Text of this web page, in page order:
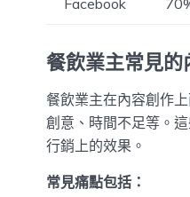
餐飲業主常見的
餐飲業主在內容創作
創意、時間不足等。
行銷上的效果。
常見痛點包括：